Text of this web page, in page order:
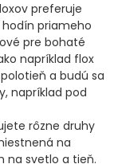
preferuje
priameho
pre bohaté
napríklad flox
a budú sa
napríklad pod
rôzne druhy
na
na svetlo a tieň.